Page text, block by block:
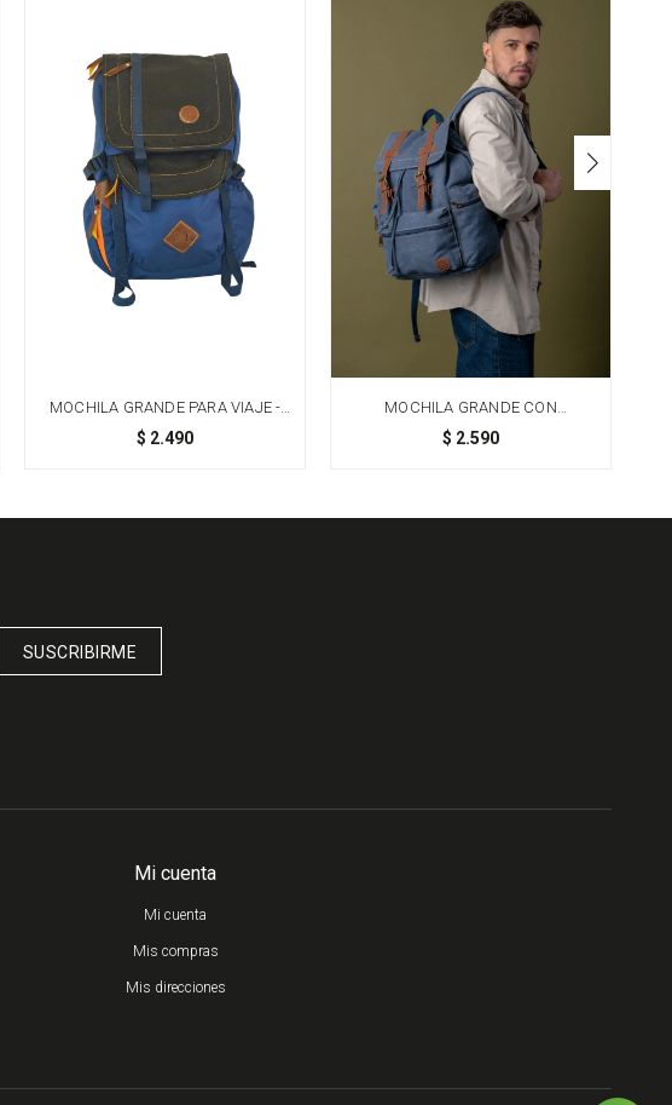
MOCHILA GRANDE PARA VIAJE -
AZUL
$ 2.490
MOCHILA GRANDE CON
BOLSILLOS - AZUL
$ 2.590
Mi cuenta
Mi cuenta
Mis compras
Mis direcciones
SUSCRIBIRME